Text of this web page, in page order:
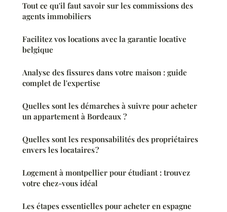
Tout ce qu'il faut savoir sur les commissions des
agents immobiliers
Facilitez vos locations avec la garantie locative
belgique
Analyse des fissures dans votre maison : guide
complet de l'expertise
Quelles sont les démarches à suivre pour acheter
un appartement à Bordeaux ?
Quelles sont les responsabilités des propriétaires
envers les locataires ?
Logement à montpellier pour étudiant : trouvez
votre chez-vous idéal
Les étapes essentielles pour acheter en espagne